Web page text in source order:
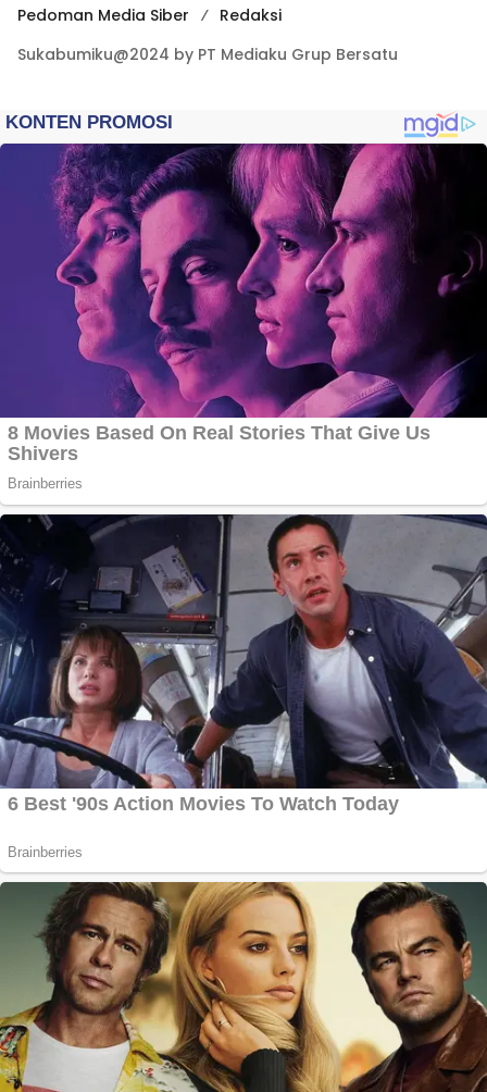
Pedoman Media Siber
Redaksi
Sukabumiku@2024 by PT Mediaku Grup Bersatu